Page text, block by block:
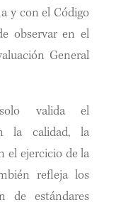
y con el Código
observar en el
General
valida el
la calidad, la
el ejercicio de la
refleja los
de estándares